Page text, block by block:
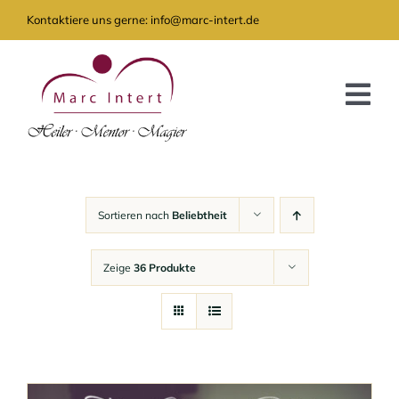
Zum
Inhalt
Kontaktiere uns gerne: info@marc-intert.de
SHOP
Sortieren nach Beliebtheit
Zeige 36 Produkte